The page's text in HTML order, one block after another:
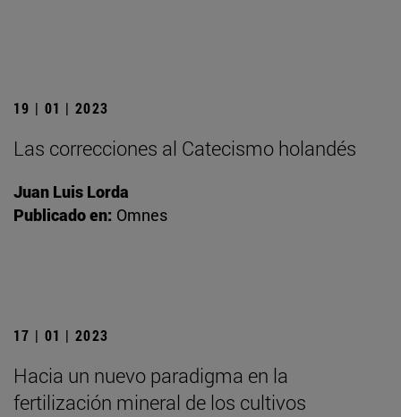
19 | 01 | 2023
Las correcciones al Catecismo holandés
Juan Luis Lorda
Publicado en: Omnes
17 | 01 | 2023
Hacia un nuevo paradigma en la
fertilización mineral de los cultivos